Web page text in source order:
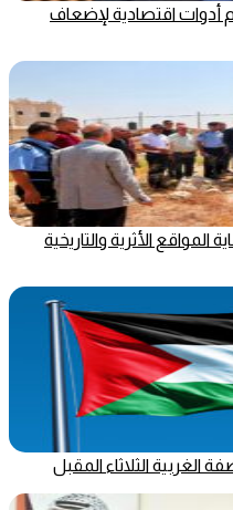
أدوات اقتصادية لإضعاف
الأثرية والتاريخية
الثلاثاء المقبل